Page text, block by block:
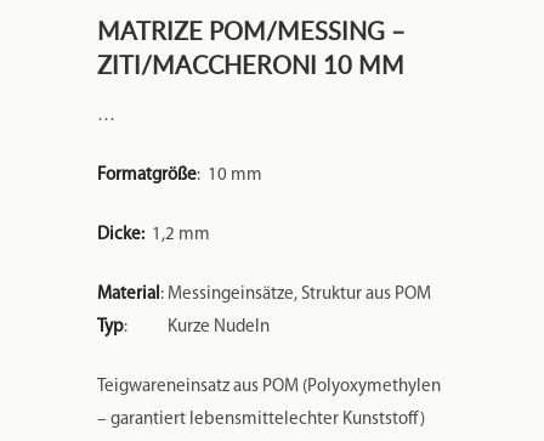
MATRIZE POM/MESSING –
ZITI/MACCHERONI 10 MM
…
Formatgröße: 10 mm
Dicke: 1,2 mm
Material : Messingeinsätze, Struktur aus POM
Typ: Kurze Nudeln
Teigwareneinsatz aus POM (Polyoxymethylen
– garantiert lebensmittelechter Kunststoff)